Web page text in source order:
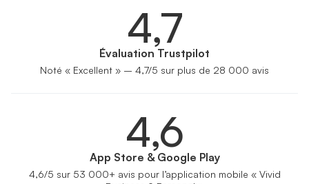
4,7
Évaluation Trustpilot
Noté « Excellent » – 4,7/5 sur plus de 28 000 avis
4,6
App Store & Google Play
4,6/5 sur 53 000+ avis pour l’application mobile « Vivid